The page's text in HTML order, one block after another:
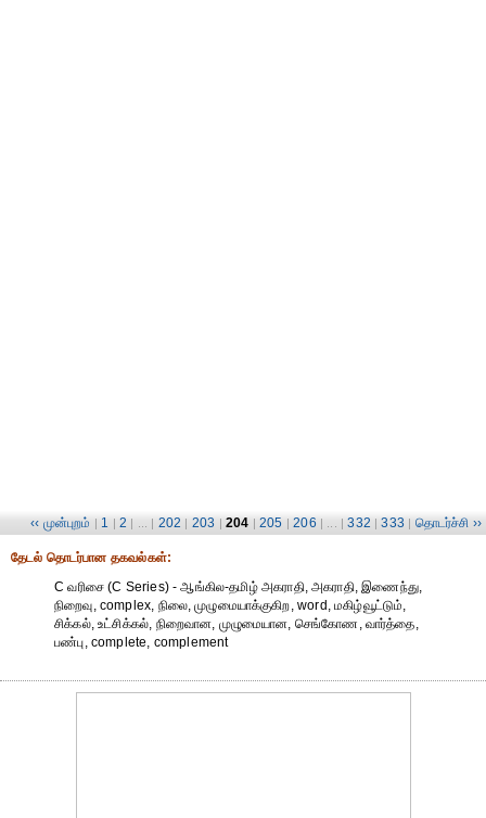
‹‹ முன்புறம் | 1 | 2 | ... | 202 | 203 | 204 | 205 | 206 | ... | 332 | 333 | தொடர்ச்சி ››
தேட‌ல் தொட‌ர்பான தகவ‌ல்க‌ள்:
C வரிசை (C Series) - ஆங்கில-தமிழ் அகராதி, அகராதி, இணைந்து,
நிறைவு, complex, நிலை, முழுமையாக்குகிற, word, மகிழ்வூட்டும்,
சிக்கல், உட்சிக்கல், நிறைவான, முழுமையான, செங்கோண, வார்த்தை,
பண்பு, complete, complement